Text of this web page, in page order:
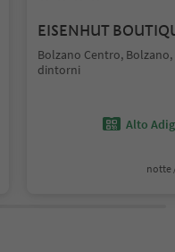
EISENHUT
Bolzano Centro,
dintorni
Alto
notte